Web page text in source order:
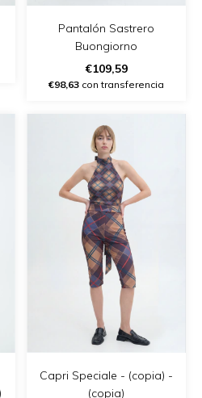
Pantalón Sastrero
Buongiorno
€109,59
€98,63 con transferencia
Capri Speciale - (copia) -
(copia)